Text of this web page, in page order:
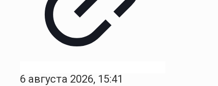
6 августа 2026, 15:41